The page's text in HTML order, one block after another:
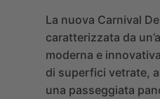
La nuova Carnival
caratterizzata da
moderna e
di superfici vetrate,
una passeggiata